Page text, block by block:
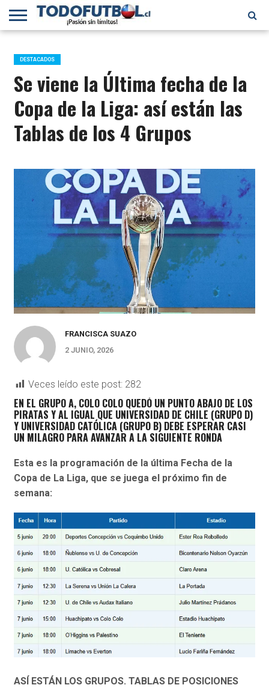
PRIMERA
B
SELECCIÓN
CHILENA
CHILENOS
EN EL
MUNDO
FÚTBOL
INTERNACIONAL
DESTACADOS
Se viene la Última fecha de la
Copa de la Liga: así están las
Tablas de los 4 Grupos
FRANCISCA SUAZO
2 JUNIO, 2026
Veces leído este post: 282
EN EL GRUPO A, COLO COLO QUEDÓ UN PUNTO ABAJO DE LOS
PIRATAS Y AL IGUAL QUE UNIVERSIDAD DE CHILE (GRUPO D)
Y UNIVERSIDAD CATÓLICA (GRUPO B) DEBE ESPERAR CASI
UN MILAGRO PARA AVANZAR A LA SIGUIENTE RONDA
Esta es la programación de la última Fecha de la
Copa de La Liga, que se juega el próximo fin de
semana:
ASÍ ESTÁN LOS GRUPOS. TABLAS DE POSICIONES